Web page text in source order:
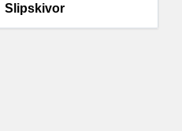
Slipskivor